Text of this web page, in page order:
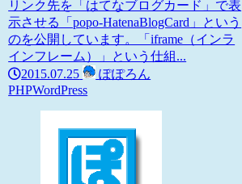
リンク先を「はてなブログカード」で表
示させる「popo-HatenaBlogCard」という
のを公開しています。「iframe（インラ
インフレーム）」という仕組...
2015.07.25
ぽぽろん
PHPWordPress